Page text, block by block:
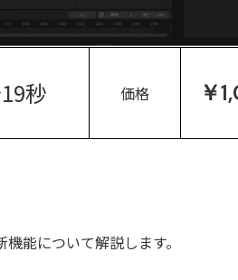
秒 価格 ￥
能について解説します。